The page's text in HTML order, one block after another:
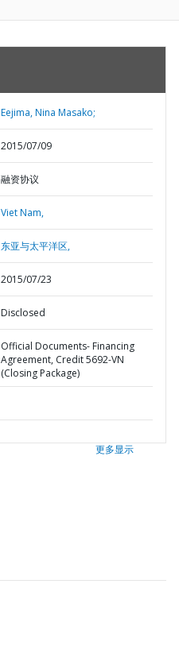
Eejima, Nina Masako;
2015/07/09
融资协议
Viet Nam,
东亚与太平洋区,
2015/07/23
Disclosed
Official Documents- Financing
Agreement, Credit 5692-VN
(Closing Package)
更多显示